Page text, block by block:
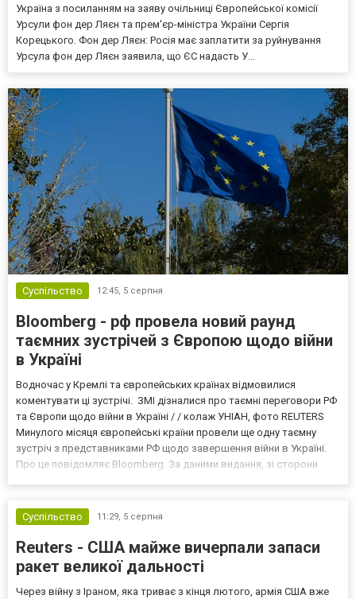
Україна з посиланням на заяву очільниці Європейської комісії
Урсули фон дер Ляєн та прем'єр-міністра України Сергія
Корецького. Фон дер Ляєн: Росія має заплатити за руйнування
Урсула фон дер Ляєн заявила, що ЄС надасть У...
Суспільство 12:45, 5 серпня
Bloomberg - рф провела новий раунд
таємних зустрічей з Європою щодо війни
в Україні
Водночас у Кремлі та європейських країнах відмовилися
коментувати ці зустрічі. ЗМІ дізналися про таємні переговори РФ
та Європи щодо війни в Україні / / колаж УНІАН, фото REUTERS
Минулого місяця європейські країни провели ще одну таємну
зустріч з представниками РФ щодо завершення війни в Україні.
Про це повідомляє Bloomberg. За даними видання, зі сторони
Суспільство
11:29, 5 серпня
Reuters - США майже вичерпали запаси
ракет великої дальності
Через війну з Іраном, яка триває з кінця лютого, армія США вже